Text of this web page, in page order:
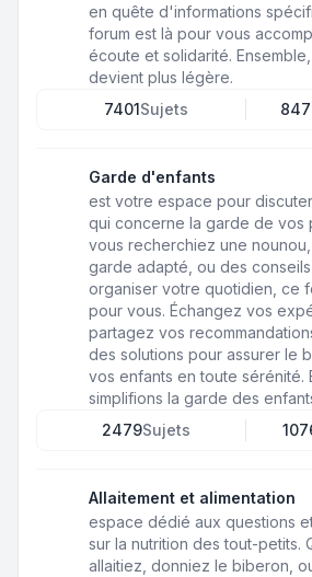
en quête d'informations
forum est là pour vous
écoute et solidarité.
devient plus légère.
7401Sujets
Garde d'enfants
est votre espace pour
qui concerne la garde de vos
vous recherchiez une
garde adapté, ou des
organiser votre quotidien, ce
pour vous. Échangez vos
partagez vos
des solutions pour assurer le
vos enfants en toute sérénité.
simplifions la garde des
2479Sujets
Allaitement et alimentation
espace dédié aux questions
sur la nutrition des tout-petits.
allaitiez, donniez le biberon,